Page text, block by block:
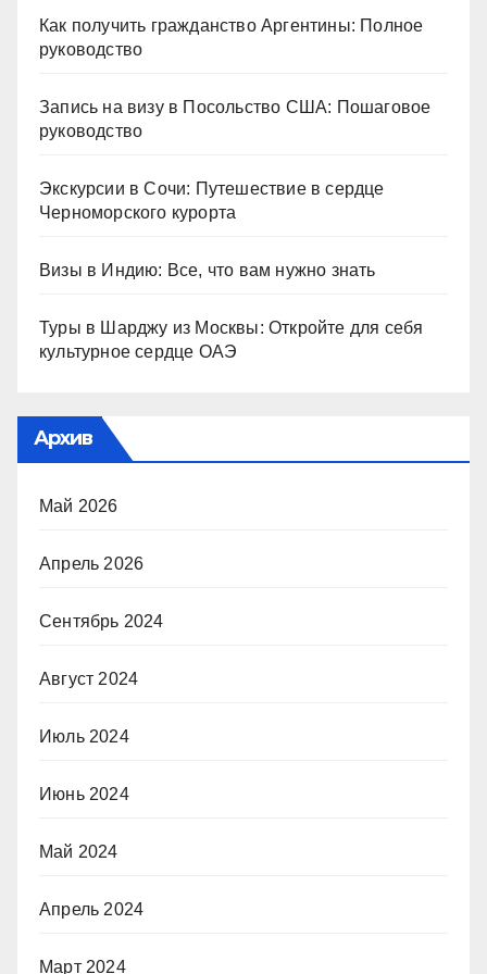
Как получить гражданство Аргентины: Полное
руководство
Запись на визу в Посольство США: Пошаговое
руководство
Экскурсии в Сочи: Путешествие в сердце
Черноморского курорта
Визы в Индию: Все, что вам нужно знать
Туры в Шарджу из Москвы: Откройте для себя
культурное сердце ОАЭ
Архив
Май 2026
Апрель 2026
Сентябрь 2024
Август 2024
Июль 2024
Июнь 2024
Май 2024
Апрель 2024
Март 2024